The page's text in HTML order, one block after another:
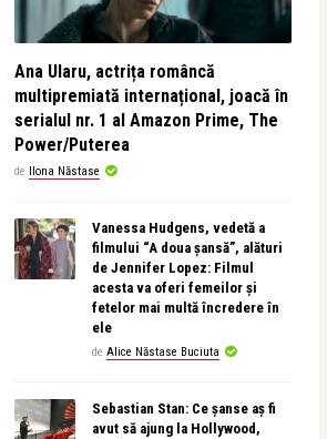
Ana Ularu, actrița româncă
multipremiată internațional, joacă în
serialul nr. 1 al Amazon Prime, The
Power/Puterea
de Ilona Năstase
Vanessa Hudgens, vedetă a
filmului “A doua șansă”, alături
de Jennifer Lopez: Filmul
acesta va oferi femeilor și
fetelor mai multă încredere în
ele
de Alice Năstase Buciuta
Sebastian Stan: Ce șanse aș fi
avut să ajung la Hollywood,